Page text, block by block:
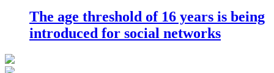
The age threshold of 16 years is being
introduced for social networks